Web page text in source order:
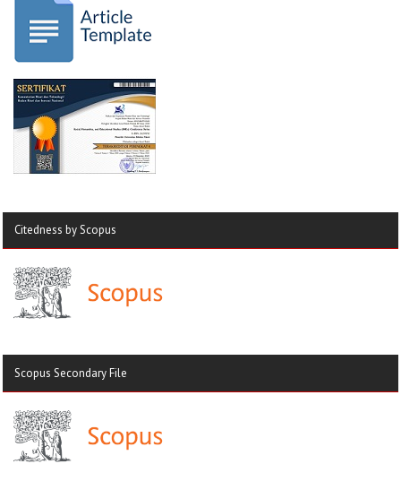
Citedness by Scopus
Scopus Secondary File